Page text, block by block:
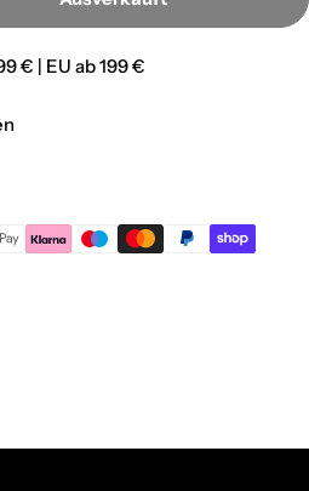
König Düsen-Jack -
König Düsen-Jack
€ | EU ab 199 €